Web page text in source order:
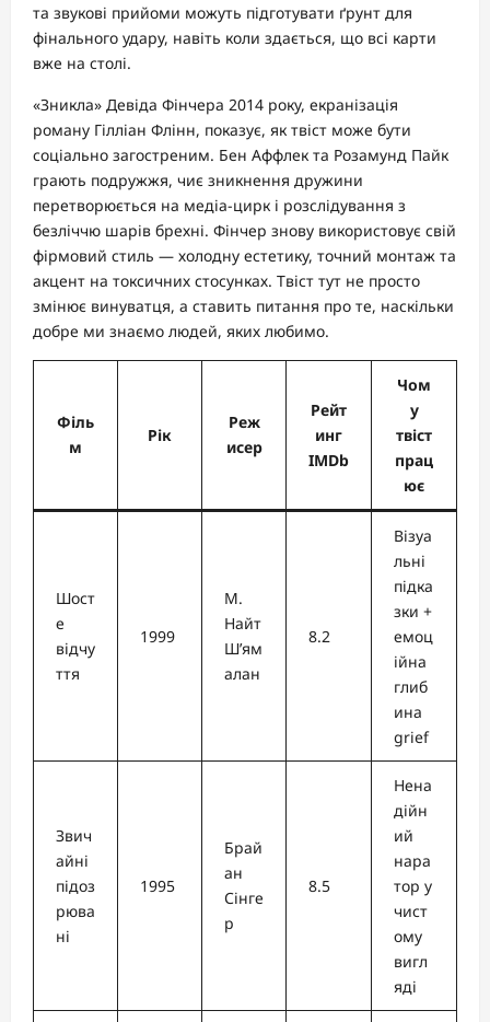
та звукові прийоми можуть підготувати ґрунт для
фінального удару, навіть коли здається, що всі карти
вже на столі.
«Зникла» Девіда Фінчера 2014 року, екранізація
роману Гілліан Флінн, показує, як твіст може бути
соціально загостреним. Бен Аффлек та Розамунд Пайк
грають подружжя, чиє зникнення дружини
перетворюється на медіа-цирк і розслідування з
безліччю шарів брехні. Фінчер знову використовує свій
фірмовий стиль — холодну естетику, точний монтаж та
акцент на токсичних стосунках. Твіст тут не просто
змінює винуватця, а ставить питання про те, наскільки
добре ми знаємо людей, яких любимо.
Філь
м
Рік
Реж
исер
Рейт
инг
IMDb
Чом
у
твіст
прац
ює
Шост
е
відчу
ття
1999
М.
Найт
Ш’ям
алан
8.2
Візуа
льні
підка
зки +
емоц
ійна
глиб
ина
grief
Звич
айні
підоз
рюва
ні
1995
Брай
ан
Сінге
р
8.5
Нена
дійн
ий
нара
тор у
чист
ому
вигл
яді